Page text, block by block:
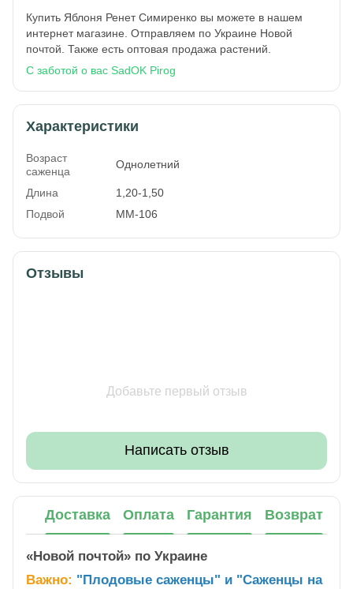
Купить Яблоня Ренет Симиренко вы можете в нашем
интернет магазине. Отправляем по Украине Новой
почтой. Также есть оптовая продажа растений.
С заботой о вас SadOK Pirog
Характеристики
Возраст
саженца
Однолетний
Длина
1,20-1,50
Подвой
ММ-106
Отзывы
Добавьте первый отзыв
Написать отзыв
Доставка Оплата Гарантия Возврат
«Новой почтой» по Украине
Важно: "Плодовые саженцы" и "Саженцы на